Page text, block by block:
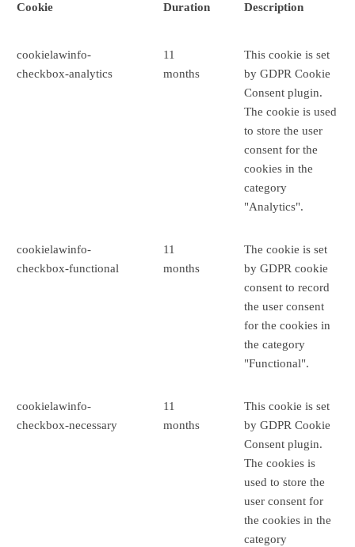
Cookie Duration Description
cookielawinfo-
checkbox-analytics
11
months
This cookie is set
by GDPR Cookie
Consent plugin.
The cookie is used
to store the user
consent for the
cookies in the
category
"Analytics".
cookielawinfo-
checkbox-functional
11
months
The cookie is set
by GDPR cookie
consent to record
the user consent
for the cookies in
the category
"Functional".
cookielawinfo-
checkbox-necessary
11
months
This cookie is set
by GDPR Cookie
Consent plugin.
The cookies is
used to store the
user consent for
the cookies in the
category